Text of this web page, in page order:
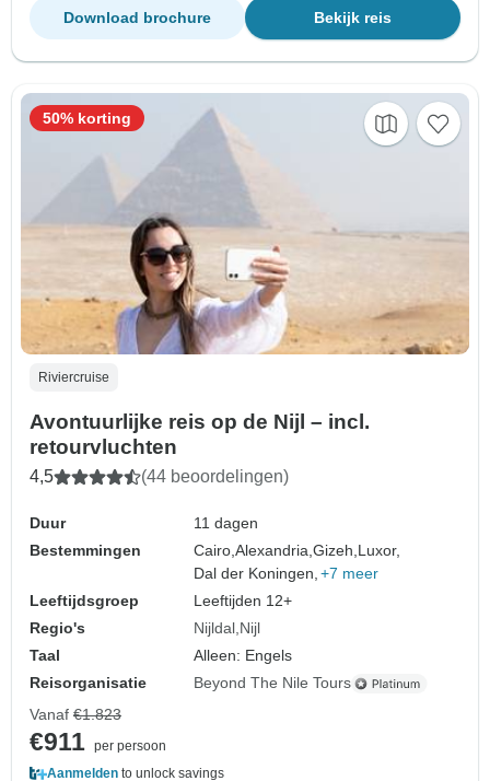
Bekijk reis
Download brochure
Riviercruise
Avontuurlijke reis op de Nijl – incl.
retourvluchten
4,5 (44 beoordelingen)
Duur
11 dagen
Bestemmingen
Cairo,Alexandria,Gizeh,Luxor,
Dal der Koningen, +7 meer
Leeftijdsgroep
Leeftijden 12+
Regio's
Nijldal Nijl
Taal
Alleen: Engels
Reisorganisatie
Beyond The Nile Tours
50% korting
Vanaf €1.823
€911 per persoon
Aanmelden to unlock savings